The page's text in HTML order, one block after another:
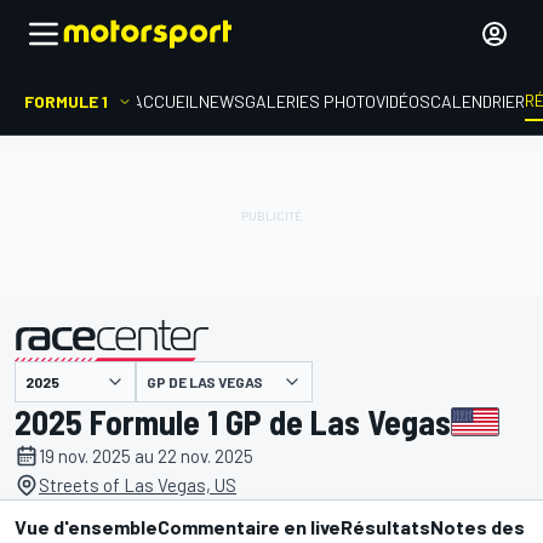
FORMULE 1 ACCUEIL NEWSGALERIES PHOTOVIDÉOSCALENDRIER
présenté par GP DE LAS VEGAS
2025 Formule 1 GP de Las Vegas
19 nov. 2025 au 22 nov. 2025
Streets of Las Vegas, US
Vue d'ensembleCommentaire en liveRésultatsNotes des